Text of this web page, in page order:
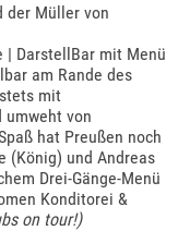
der Müller von
| DarstellBar mit Menü
am Rande des
mit
von
hat Preußen noch
(König) und Andreas
Drei-Gänge-Menü
Konditorei &
on tour!)